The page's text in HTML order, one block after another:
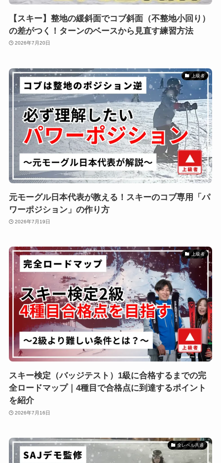
【スキー】整地の緩斜面でコブ斜面（不整地小回り）
の差がつく！ターンのベースから見直す練習方法
2026年7月20日
上級者
元モーグル日本代表が教える！スキーのコブ専用「パ
ワーポジション」の作り方
2026年7月19日
上級者
スキー検定（バッジテスト）1級に合格するまでの完
全ロードマップ｜4種目で合格点に到達するポイント
を紹介
2026年7月16日
全レベル共通